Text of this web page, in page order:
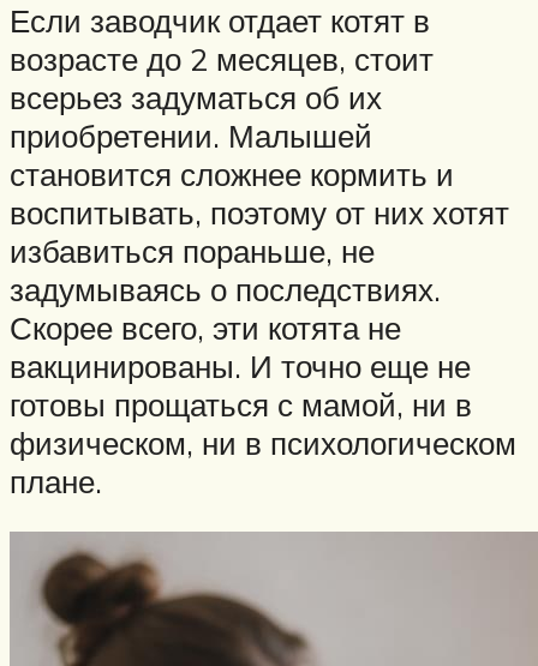
Если заводчик отдает котят в
возрасте до 2 месяцев, стоит
всерьез задуматься об их
приобретении. Малышей
становится сложнее кормить и
воспитывать, поэтому от них хотят
избавиться пораньше, не
задумываясь о последствиях.
Скорее всего, эти котята не
вакцинированы. И точно еще не
готовы прощаться с мамой, ни в
физическом, ни в психологическом
плане.